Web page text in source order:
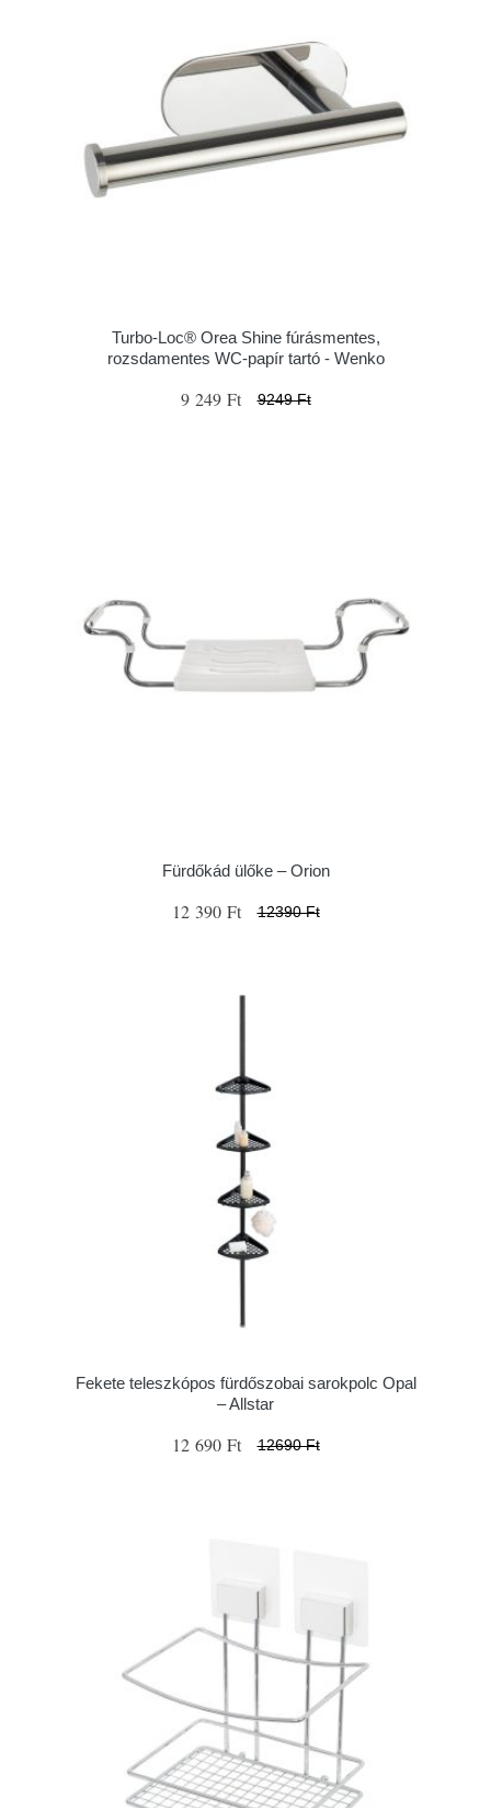
Turbo-Loc® Orea Shine fúrásmentes,
rozsdamentes WC-papír tartó - Wenko
9 249 Ft 9249 Ft
Fürdőkád ülőke – Orion
12 390 Ft 12390 Ft
Fekete teleszkópos fürdőszobai sarokpolc Opal
– Allstar
12 690 Ft 12690 Ft